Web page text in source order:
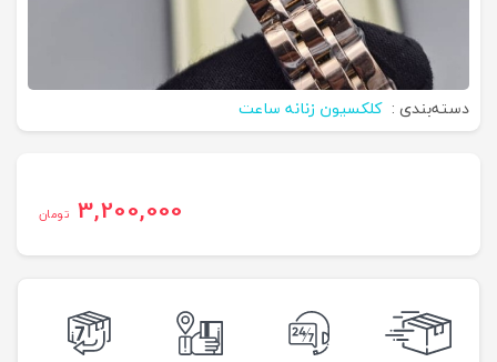
دسته‌بندی : کلکسیون زنانه ساعت
3,200,000 تومان